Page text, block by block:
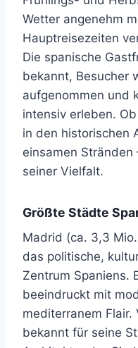
Wetter angenehm
Hauptreisezeiten
Die spanische
bekannt, Besucher
aufgenommen und
intensiv erleben.
in den historischen
einsamen
seiner Vielfalt.
Größte Städte
Madrid (ca. 3,3
das politische,
Zentrum Spaniens.
beeindruckt mit
mediterranem
bekannt für seine